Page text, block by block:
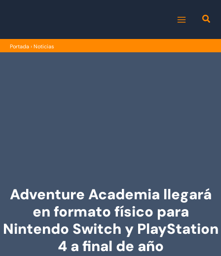
MENU
Portada › Noticias
Adventure Academia llegará
en formato físico para
Nintendo Switch y PlayStation
4 a final de año